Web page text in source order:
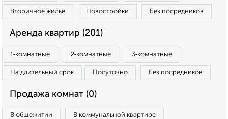
Вторичное жилье Новостройки Без посредников
Аренда квартир (201)
1‑комнатные 2‑комнатные 3‑комнатные
На длительный срок Посуточно Без посредников
Продажа комнат (0)
В общежитии В коммунальной квартире